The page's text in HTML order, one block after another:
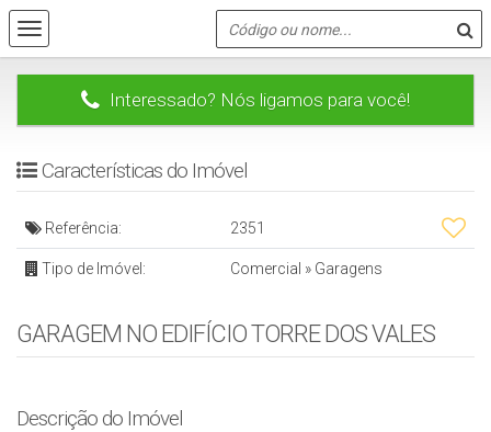
Interessado? Nós ligamos para você!
Características do Imóvel
Referência: 2351
Tipo de Imóvel: Comercial » Garagens
GARAGEM NO EDIFÍCIO TORRE DOS VALES
Descrição do Imóvel